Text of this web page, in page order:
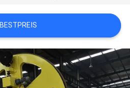
BESTPREIS